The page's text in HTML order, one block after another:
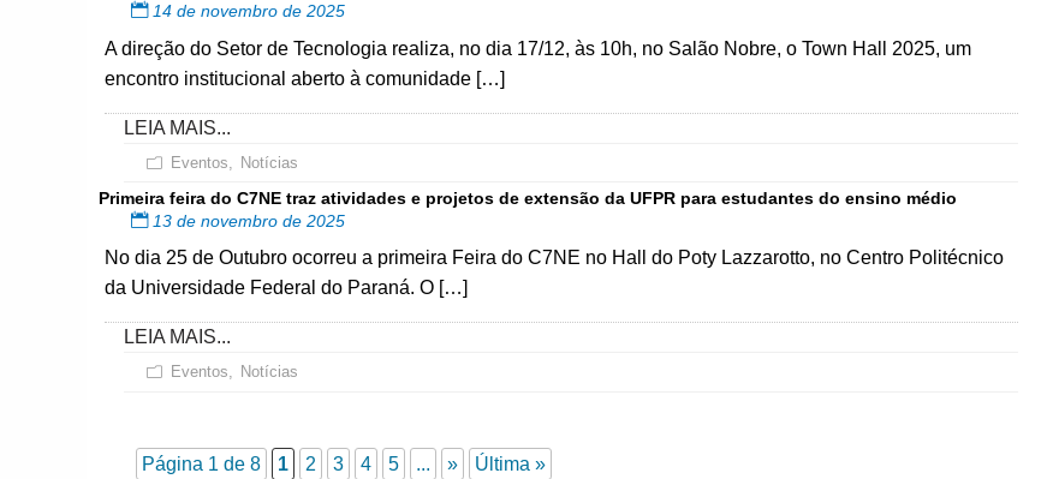
14 de novembro de 2025
A direção do Setor de Tecnologia realiza, no dia 17/12, às 10h, no Salão Nobre, o Town Hall 2025, um
encontro institucional aberto à comunidade […]
LEIA MAIS...
Eventos Notícias
Primeira feira do C7NE traz atividades e projetos de extensão da UFPR para estudantes do ensino médio
13 de novembro de 2025
No dia 25 de Outubro ocorreu a primeira Feira do C7NE no Hall do Poty Lazzarotto, no Centro Politécnico
da Universidade Federal do Paraná. O […]
LEIA MAIS...
Eventos, Notícias
Página 1 de 8 1 2 3 4 5 ... » Última »